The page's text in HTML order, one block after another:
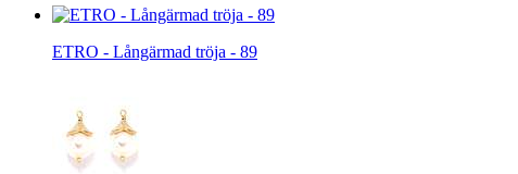
ETRO - Långärmad tröja - 89